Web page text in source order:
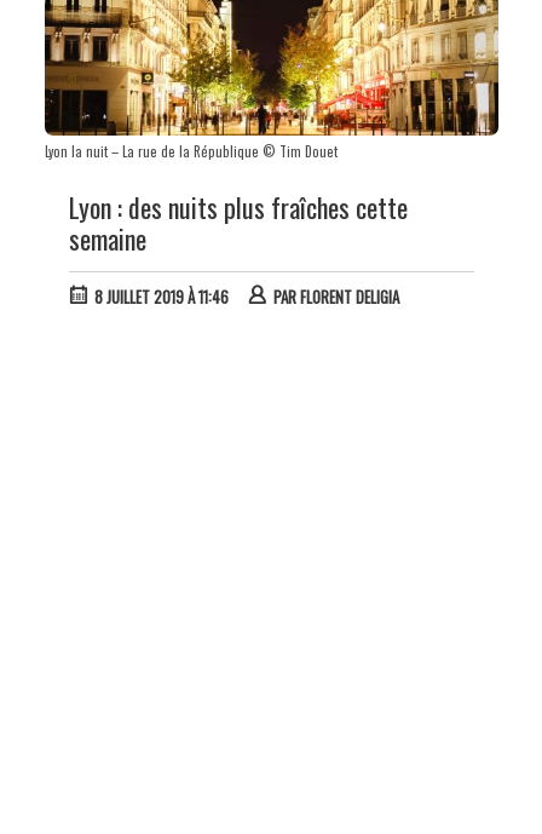
Lyon la nuit – La rue de la République © Tim Douet
Lyon : des nuits plus fraîches cette
semaine
8 JUILLET 2019 À 11:46 PARFLORENT DELIGIA